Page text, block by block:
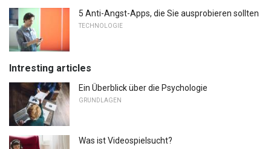
5 Anti-Angst-Apps, die Sie ausprobieren sollten
TECHNOLOGIE
Intresting articles
Ein Überblick über die Psychologie
GRUNDLAGEN
Was ist Videospielsucht?